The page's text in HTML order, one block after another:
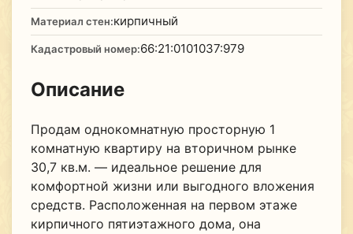
Материал стен:кирпичный
Кадастровый номер:66:21:0101037:979
Описание
Продам однокомнатную просторную 1
комнатную квартиру на вторичном рынке
30,7 кв.м. — идеальное решение для
комфортной жизни или выгодного вложения
средств. Расположенная на первом этаже
кирпичного пятиэтажного дома, она